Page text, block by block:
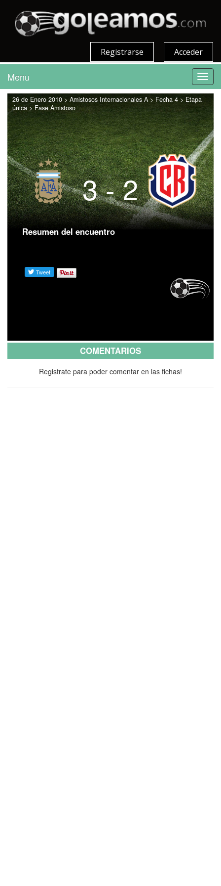
Acceder
Registrarse
Menu
26 de Enero 2010 > Amistosos Internacionales A > Fecha 4 > Etapa
única > Fase Amistoso
3 - 2
Resumen del encuentro
COMENTARIOS
Registrate para poder comentar en las fichas!